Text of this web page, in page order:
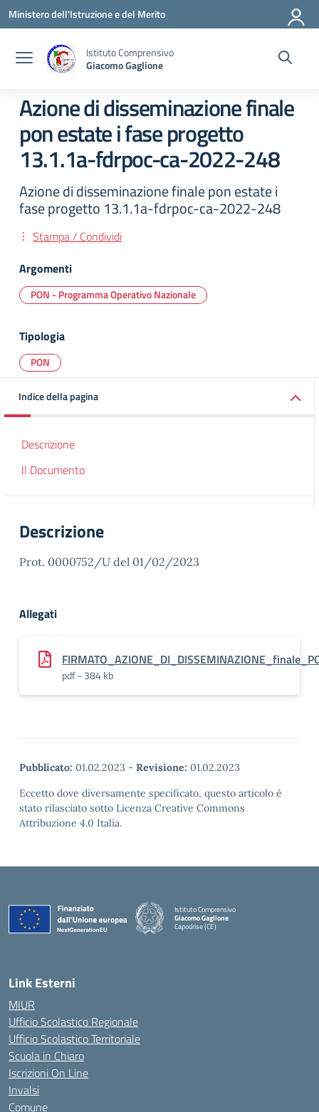
Vai ai contenuti
Vai al menu di navigazione
Vai al footer
Ministero dell'Istruzione e del Merito
Istituto Comprensivo
Giacomo Gaglione
Azione di disseminazione finale
pon estate i fase progetto
13.1.1a-fdrpoc-ca-2022-248
Azione di disseminazione finale pon estate i
fase progetto 13.1.1a-fdrpoc-ca-2022-248
Stampa / Condividi
Argomenti
PON - Programma Operativo Nazionale
Tipologia
PON
Indice della pagina
Descrizione
Il Documento
Descrizione
Prot. 0000752/U del 01/02/2023
Allegati
pdf - 384 kb
Pubblicato: 01.02.2023 - Revisione: 01.02.2023
Eccetto dove diversamente specificato, questo articolo è
stato rilasciato sotto Licenza Creative Commons
Attribuzione 4.0 Italia.
Istituto Comprensivo
Giacomo Gaglione
Capodrise (CE)
— Visita la pagina iniziale della scuola
Link Esterni
MIUR
Ufficio Scolastico Regionale
Ufficio Scolastico Territoriale
Scuola in Chiaro
Iscrizioni On Line
Invalsi
Comune